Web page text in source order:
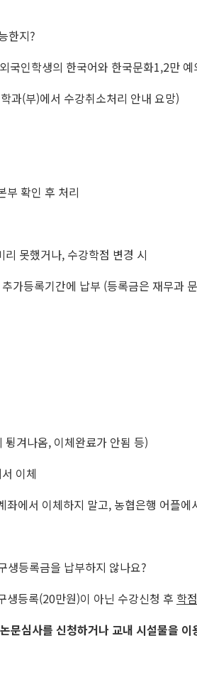
한지?
국인학생의 한국어와 한국문화1,2만 예
과(부)에서 수강취소처리 안내 요망)
부 확인 후 처리
못했거나, 수강학점 변경 시
가등록기간에 납부 (등록금은 재무과
겨나옴, 이체완료가 안됨 등)
이체
좌에서 이체하지 말고, 농협은행 어플에
생등록금을 납부하지 않나요?
생등록(20만원)이 아닌 수강신청 후 학
문심사를 신청하거나 교내 시설물을